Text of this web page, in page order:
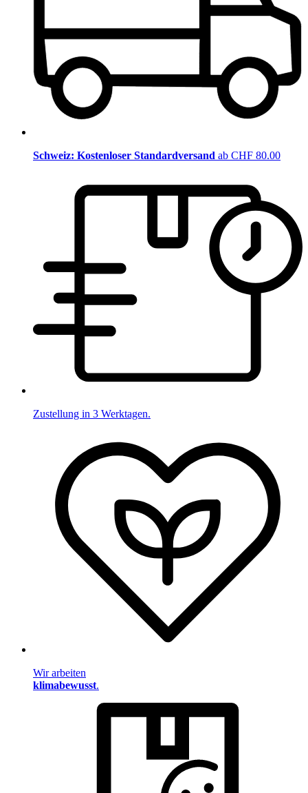
Schweiz: Kostenloser Standardversand ab CHF 80.00
Zustellung in 3 Werktagen.
Wir arbeiten
klimabewusst.